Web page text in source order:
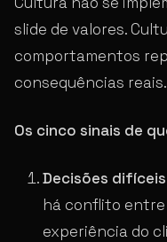
slide de valores.
comportamentos
consequências reais.
Os cinco sinais de
Decisões
há conflito entre
experiência do